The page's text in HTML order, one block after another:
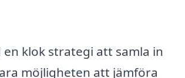
klok strategi att samla in
möjligheten att jämföra